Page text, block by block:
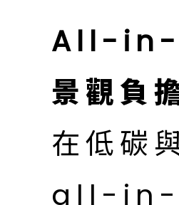
All-in-
景觀負
在低碳
all-in-